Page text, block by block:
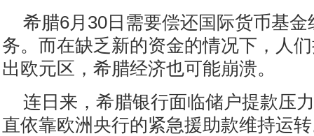
希腊6月30日需要偿还国际货币基
务。而在缺乏新的资金的情况下，人
出欧元区，希腊经济也可能崩溃。
连日来，希腊银行面临储户提款压
直依靠欧洲央行的紧急援助款维持运